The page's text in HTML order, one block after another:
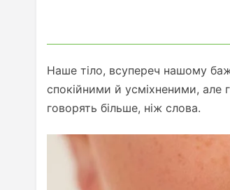
Наше тіло, всупереч нашому
спокійними й усміхненими, але
говорять більше, ніж слова.